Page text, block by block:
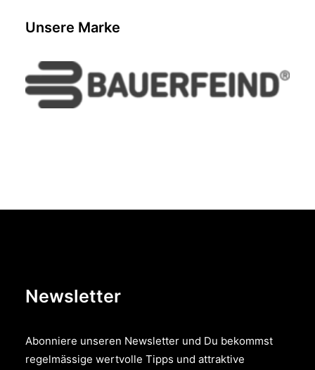
Unsere Marke
Newsletter
Abonniere unseren Newsletter und Du bekommst
regelmässige wertvolle Tipps und attraktive